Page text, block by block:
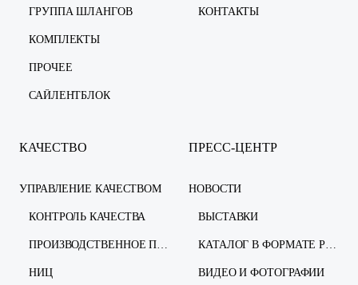
ГРУППА ШЛАНГОВ
КОМПЛЕКТЫ
ПРОЧЕЕ
САЙЛЕНТБЛОК
КОНТАКТЫ
КАЧЕСТВО
УПРАВЛЕНИЕ КАЧЕСТВОМ
КОНТРОЛЬ КАЧЕСТВА
ПРОИЗВОДСТВЕННОЕ ПРЕДПРИЯТИЕ
НИЦ
ПРЕСС-ЦЕНТР
НОВОСТИ
ВЫСТАВКИ
КАТАЛОГ В ФОРМАТЕ PDF
ВИДЕО И ФОТОГРАФИИ